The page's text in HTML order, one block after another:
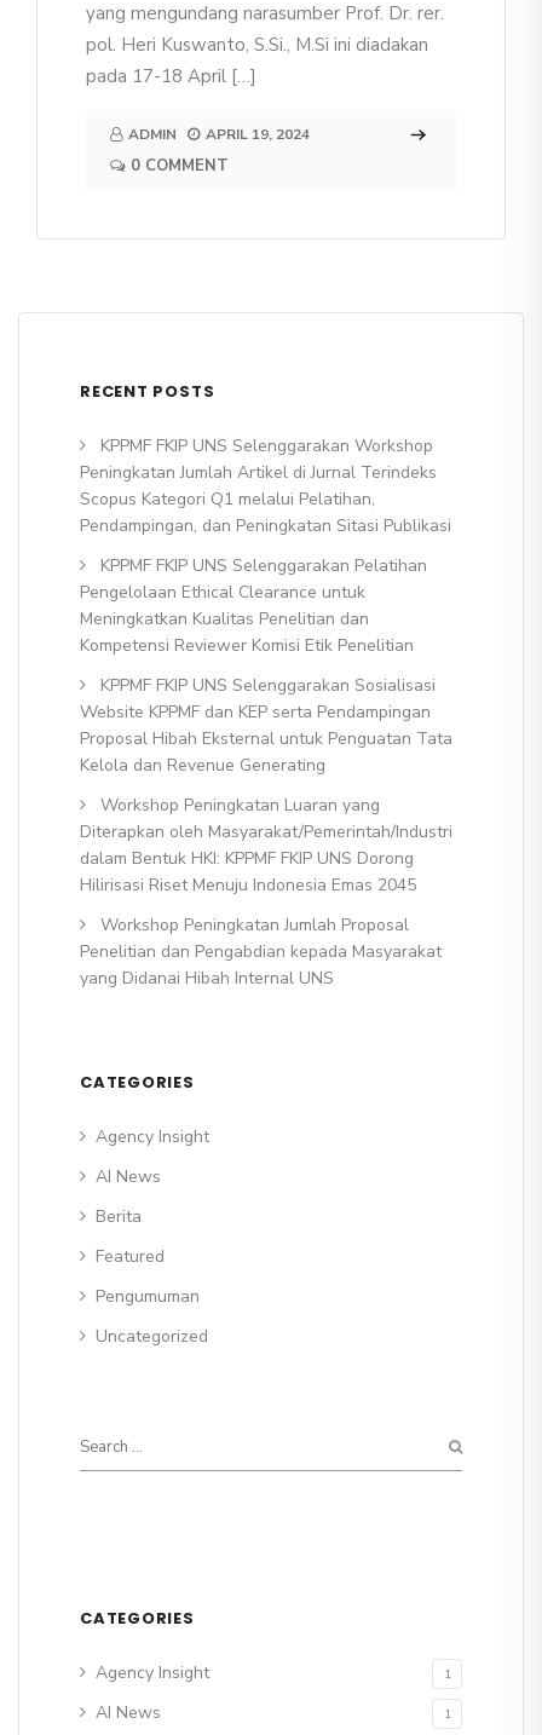
yang mengundang narasumber Prof. Dr. rer.
pol. Heri Kuswanto, S.Si., M.Si ini diadakan
pada 17-18 April […]
ADMIN APRIL 19, 2024
0 COMMENT
RECENT POSTS
KPPMF FKIP UNS Selenggarakan Workshop
Peningkatan Jumlah Artikel di Jurnal Terindeks
Scopus Kategori Q1 melalui Pelatihan,
Pendampingan, dan Peningkatan Sitasi Publikasi
KPPMF FKIP UNS Selenggarakan Pelatihan
Pengelolaan Ethical Clearance untuk
Meningkatkan Kualitas Penelitian dan
Kompetensi Reviewer Komisi Etik Penelitian
KPPMF FKIP UNS Selenggarakan Sosialisasi
Website KPPMF dan KEP serta Pendampingan
Proposal Hibah Eksternal untuk Penguatan Tata
Kelola dan Revenue Generating
Workshop Peningkatan Luaran yang
Diterapkan oleh Masyarakat/Pemerintah/Industri
dalam Bentuk HKI: KPPMF FKIP UNS Dorong
Hilirisasi Riset Menuju Indonesia Emas 2045
Workshop Peningkatan Jumlah Proposal
Penelitian dan Pengabdian kepada Masyarakat
yang Didanai Hibah Internal UNS
CATEGORIES
Agency Insight
AI News
Berita
Featured
Pengumuman
Uncategorized
CATEGORIES
Agency Insight 1
AI News 1